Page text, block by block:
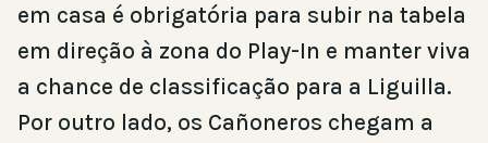
em casa é obrigatória para subir na tabela
em direção à zona do Play-In e manter viva
a chance de classificação para a Liguilla.
Por outro lado, os Cañoneros chegam a